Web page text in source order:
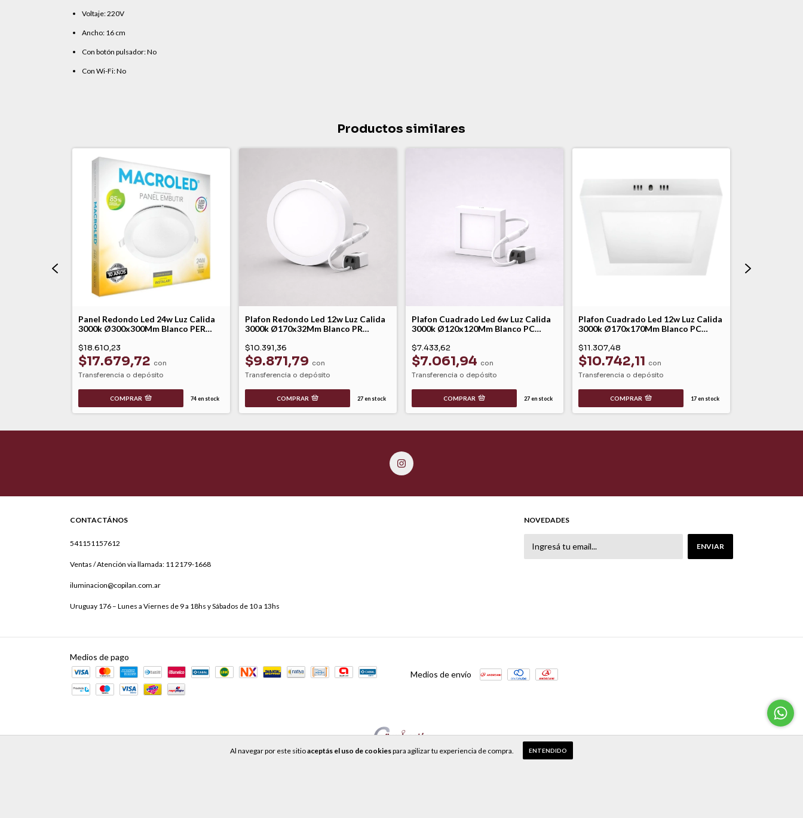
Al navegar por este sitioaceptás el uso de cookiespara agilizar tu experiencia de compra. ENTENDIDO
Voltaje: 220V
Ancho: 16 cm
Con botón pulsador: No
Con Wi-Fi: No
Productos similares
Panel Redondo Led 24w Luz Calida
3000k Ø300x300Mm Blanco PER
$18.610,23
$17.679,72 con
Transferencia o depósito
COMPRAR 74en stock
Plafon Redondo Led 12w Luz Calida
3000k Ø170x32Mm Blanco PR
$10.391,36
$9.871,79 con
Transferencia o depósito
COMPRAR 27en stock
Plafon Cuadrado Led 6w Luz Calida
3000k Ø120x120Mm Blanco PC
$7.433,62
$7.061,94 con
Transferencia o depósito
COMPRAR 27en stock
Plafon Cuadrado Led 12w Luz Calida
3000k Ø170x170Mm Blanco PC
$11.307,48
$10.742,11 con
Transferencia o depósito
COMPRAR 17en stock
CONTACTÁNOS
541151157612
Ventas / Atención via llamada: 11 2179-1668
iluminacion@copilan.com.ar
Uruguay 176 – Lunes a Viernes de 9 a 18hs y Sábados de 10 a 13hs
NOVEDADES
Medios de pago
Medios de envío